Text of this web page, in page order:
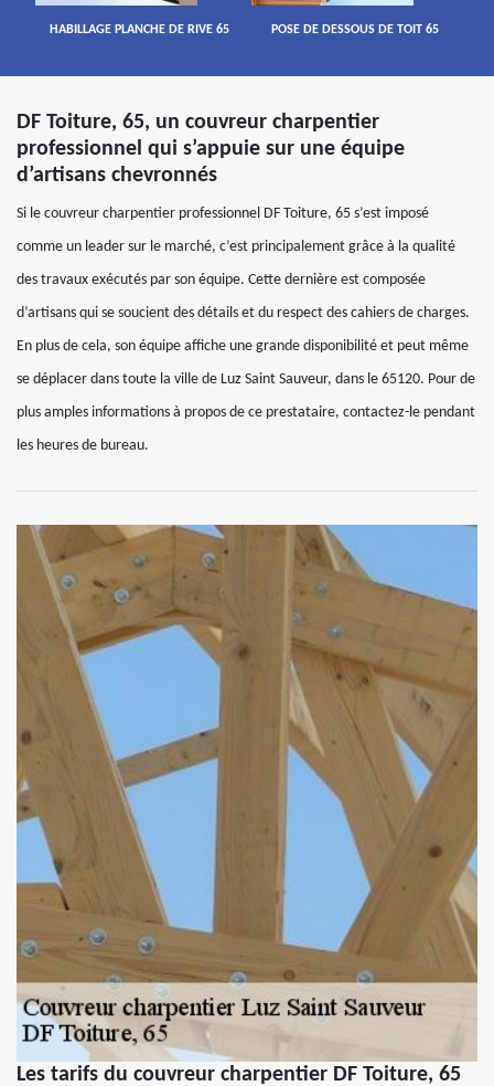
HABILLAGE PLANCHE DE RIVE 65 POSE DE DESSOUS DE TOIT 65
DF Toiture, 65, un couvreur charpentier
professionnel qui s’appuie sur une équipe
d’artisans chevronnés
Si le couvreur charpentier professionnel DF Toiture, 65 s’est imposé
comme un leader sur le marché, c’est principalement grâce à la qualité
des travaux exécutés par son équipe. Cette dernière est composée
d’artisans qui se soucient des détails et du respect des cahiers de charges.
En plus de cela, son équipe affiche une grande disponibilité et peut même
se déplacer dans toute la ville de Luz Saint Sauveur, dans le 65120. Pour de
plus amples informations à propos de ce prestataire, contactez-le pendant
les heures de bureau.
Les tarifs du couvreur charpentier DF Toiture, 65